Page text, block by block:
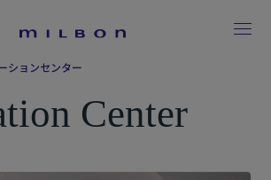
ョンセンター
Center